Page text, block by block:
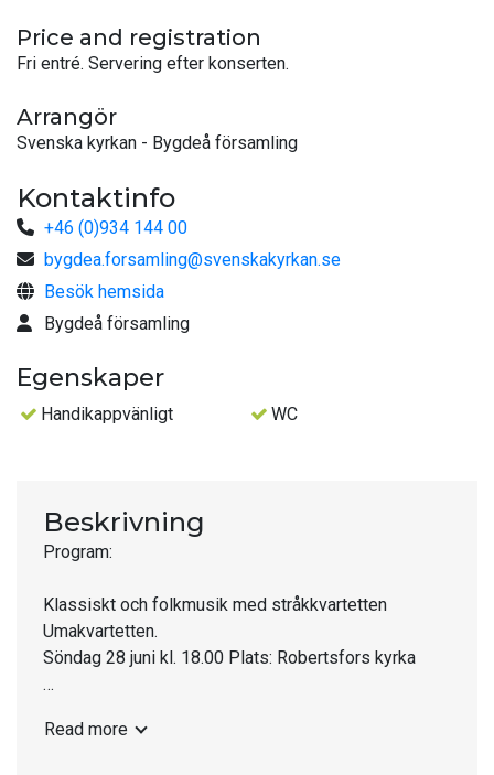
Price and registration
Fri entré. Servering efter konserten.
Arrangör
Svenska kyrkan - Bygdeå församling
Kontaktinfo
+46 (0)934 144 00
bygdea.forsamling@svenskakyrkan.se
Besök hemsida
Bygdeå församling
Egenskaper
Handikappvänligt WC
Beskrivning
Program:
Klassiskt och folkmusik med stråkkvartetten
Umakvartetten.
Söndag 28 juni kl. 18.00 Plats: Robertsfors kyrka
(Markus Mattsson, Jakob Nilsson & Andreas Öberg)
Read more